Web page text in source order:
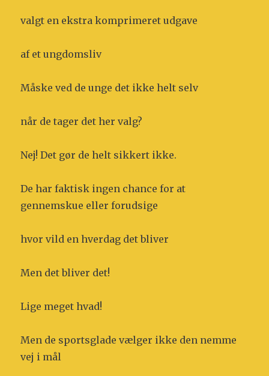
valgt en ekstra komprimeret udgave
af et ungdomsliv
Måske ved de unge det ikke helt selv
når de tager det her valg?
Nej! Det gør de helt sikkert ikke.
De har faktisk ingen chance for at
gennemskue eller forudsige
hvor vild en hverdag det bliver
Men det bliver det!
Lige meget hvad!
Men de sportsglade vælger ikke den nemme
vej i mål